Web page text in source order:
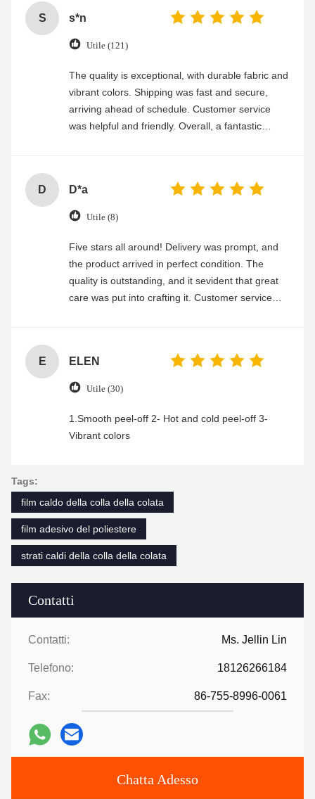
Contatti
Contatti: Ms. Jellin Lin
Telefono: 18126266184
Fax: 86-755-8996-0061
Chatta Adesso
S s*n
Utile (121)
The quality is exceptional, with durable fabric and
vibrant colors. Shipping was fast and secure,
arriving ahead of schedule. Customer service
was helpful and friendly. Overall, a fantastic
D D*a
Utile (8)
Five stars all around! Delivery was prompt, and
the product arrived in perfect condition. The
quality is outstanding, and it sevident that great
care was put into crafting it. Customer service
E ELEN
Utile (30)
1.Smooth peel-off 2- Hot and cold peel-off 3-
Vibrant colors
Tags:
film caldo della colla della colata
film adesivo del poliestere
strati caldi della colla della colata